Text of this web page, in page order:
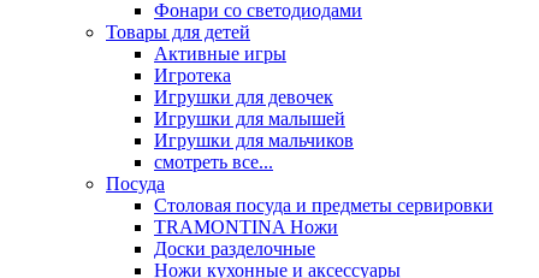
Фонари со светодиодами
Товары для детей
Активные игры
Игротека
Игрушки для девочек
Игрушки для малышей
Игрушки для мальчиков
смотреть все...
Посуда
Столовая посуда и предметы сервировки
TRAMONTINA Ножи
Доски разделочные
Ножи кухонные и аксессуары